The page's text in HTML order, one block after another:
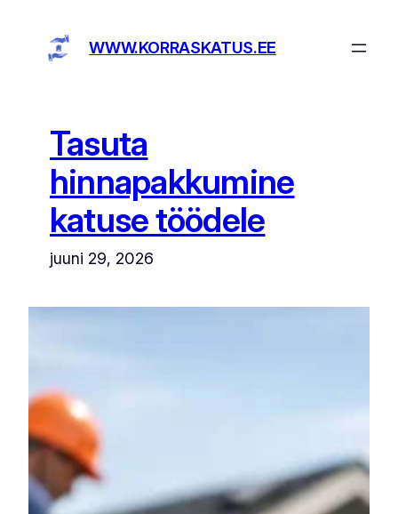
WWW.KORRASKATUS.EE
Tasuta
hinnapakkumine
katuse töödele
juuni 29, 2026